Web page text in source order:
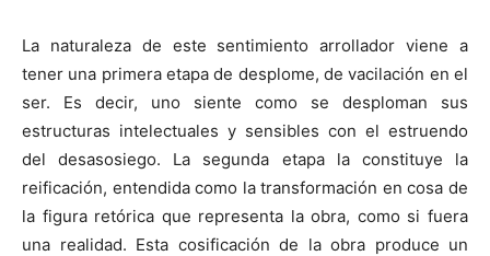
La naturaleza de este sentimiento arrollador viene a
tener una primera etapa de desplome, de vacilación en el
ser. Es decir, uno siente como se desploman sus
estructuras intelectuales y sensibles con el estruendo
del desasosiego. La segunda etapa la constituye la
reificación, entendida como la transformación en cosa de
la figura retórica que representa la obra, como si fuera
una realidad. Esta cosificación de la obra produce un